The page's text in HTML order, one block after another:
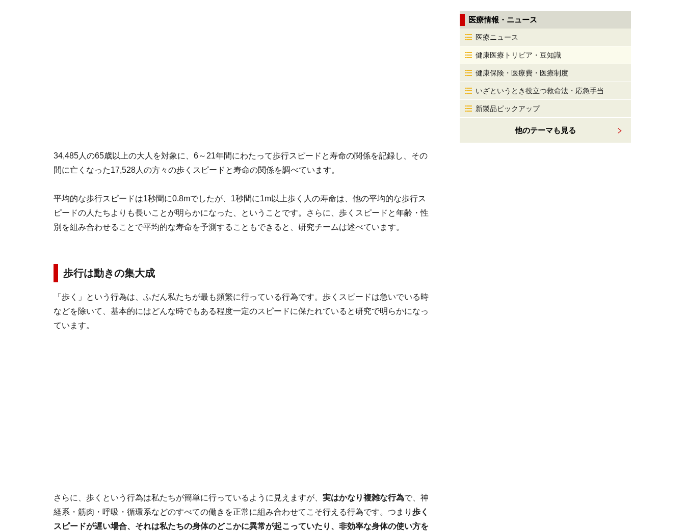
34,485人の65歳以上の大人を対象に、6～21年間にわたって歩行スピードと寿命の関係を記録し、その
間に亡くなった17,528人の方々の歩くスピードと寿命の関係を調べています。
平均的な歩行スピードは1秒間に0.8mでしたが、1秒間に1m以上歩く人の寿命は、他の平均的な歩行ス
ピードの人たちよりも長いことが明らかになった、ということです。さらに、歩くスピードと年齢・性
別を組み合わせることで平均的な寿命を予測することもできると、研究チームは述べています。
歩行は動きの集大成
「歩く」という行為は、ふだん私たちが最も頻繁に行っている行為です。歩くスピードは急いでいる時
などを除いて、基本的にはどんな時でもある程度一定のスピードに保たれていると研究で明らかになっ
ています。
さらに、歩くという行為は私たちが簡単に行っているように見えますが、 実はかなり複雑な行為で、神
経系・筋肉・呼吸・循環系などのすべての働きを正常に組み合わせてこそ行える行為です。つまり 歩く
スピードが遅い場合、それは私たちの身体のどこかに異常が起こっていたり、非効率な身体の使い方を
医療情報・ニュース
医療ニュース
健康医療トリビア・豆知識
健康保険・医療費・医療制度
いざというとき役立つ救命法・応急手当
新製品ピックアップ
他のテーマも見る